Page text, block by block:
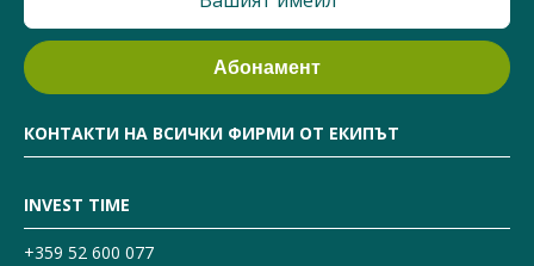
КОНТАКТИ НА ВСИЧКИ ФИРМИ ОТ ЕКИПЪТ
INVEST TIME
+359 52 600 077